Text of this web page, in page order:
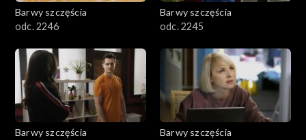
Barwy szczęścia
odc. 2246
Barwy szczęścia
odc. 2245
Barwy szczęścia
Barwy szczęścia